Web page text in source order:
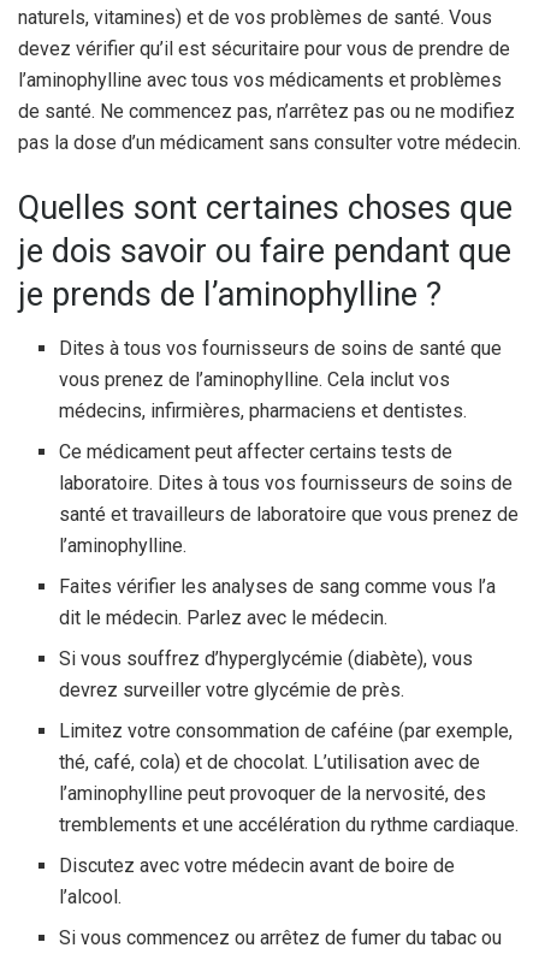
naturels, vitamines) et de vos problèmes de santé. Vous
devez vérifier qu’il est sécuritaire pour vous de prendre de
l’aminophylline avec tous vos médicaments et problèmes
de santé. Ne commencez pas, n’arrêtez pas ou ne modifiez
pas la dose d’un médicament sans consulter votre médecin.
Quelles sont certaines choses que
je dois savoir ou faire pendant que
je prends de l’aminophylline ?
Dites à tous vos fournisseurs de soins de santé que
vous prenez de l’aminophylline. Cela inclut vos
médecins, infirmières, pharmaciens et dentistes.
Ce médicament peut affecter certains tests de
laboratoire. Dites à tous vos fournisseurs de soins de
santé et travailleurs de laboratoire que vous prenez de
l’aminophylline.
Faites vérifier les analyses de sang comme vous l’a
dit le médecin. Parlez avec le médecin.
Si vous souffrez d’hyperglycémie (diabète), vous
devrez surveiller votre glycémie de près.
Limitez votre consommation de caféine (par exemple,
thé, café, cola) et de chocolat. L’utilisation avec de
l’aminophylline peut provoquer de la nervosité, des
tremblements et une accélération du rythme cardiaque.
Discutez avec votre médecin avant de boire de
l’alcool.
Si vous commencez ou arrêtez de fumer du tabac ou